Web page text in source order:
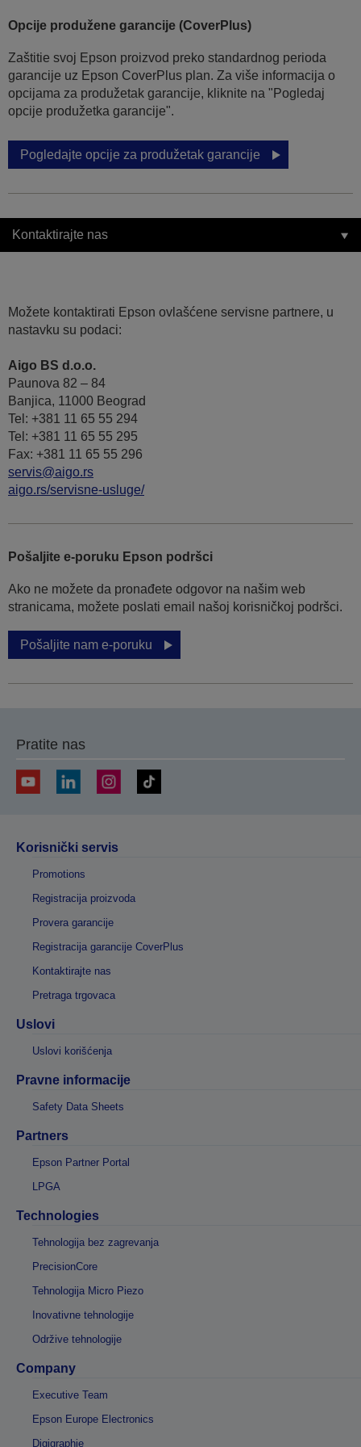
Opcije produžene garancije (CoverPlus)
Zaštitie svoj Epson proizvod preko standardnog perioda
garancije uz Epson CoverPlus plan. Za više informacija o
opcijama za produžetak garancije, kliknite na "Pogledaj
opcije produžetka garancije".
Pogledajte opcije za produžetak garancije
Kontaktirajte nas
Možete kontaktirati Epson ovlašćene servisne partnere, u
nastavku su podaci:
Aigo BS d.o.o.
Paunova 82 – 84
Banjica, 11000 Beograd
Tel: +381 11 65 55 294
Tel: +381 11 65 55 295
Fax: +381 11 65 55 296
servis@aigo.rs
aigo.rs/servisne-usluge/
Pošaljite e-poruku Epson podršci
Ako ne možete da pronađete odgovor na našim web
stranicama, možete poslati email našoj korisničkoj podršci.
Pošaljite nam e-poruku
Pratite nas
Korisnički servis
Promotions
Registracija proizvoda
Provera garancije
Registracija garancije CoverPlus
Kontaktirajte nas
Pretraga trgovaca
Uslovi
Uslovi korišćenja
Pravne informacije
Safety Data Sheets
Partners
Epson Partner Portal
LPGA
Technologies
Tehnologija bez zagrevanja
PrecisionCore
Tehnologija Micro Piezo
Inovativne tehnologije
Održive tehnologije
Company
Executive Team
Epson Europe Electronics
Digigraphie